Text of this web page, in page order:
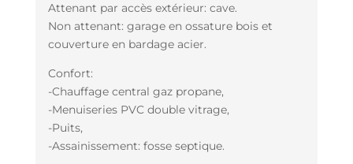
Attenant par accès extérieur: cave.
Non attenant: garage en ossature bois et
couverture en bardage acier.
Confort:
-Chauffage central gaz propane,
-Menuiseries PVC double vitrage,
-Puits,
-Assainissement: fosse septique.